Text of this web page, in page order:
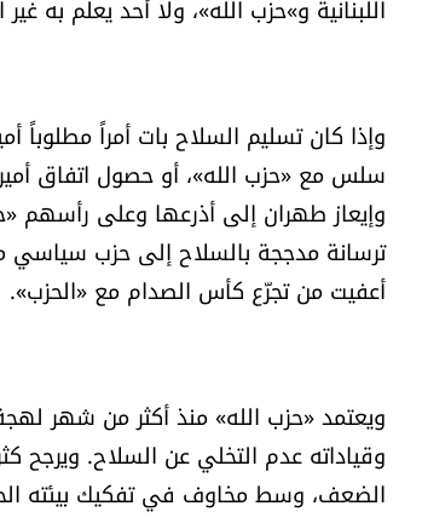
وإذا كان تسليم السلاح بات أمراً مطلوباً
سلس مع «حزب الله»، أو حصول اتفاق
وإيعاز طهران إلى أذرعها وعلى رأسهم
ترسانة مدججة بالسلاح إلى حزب سياسي
أعفيت من تجرّع كأس الصدام مع «الحزب».
ويعتمد «حزب الله» منذ أكثر من شهر
وقياداته عدم التخلي عن السلاح.
الضعف، وسط مخاوف في تفكيك بيئته